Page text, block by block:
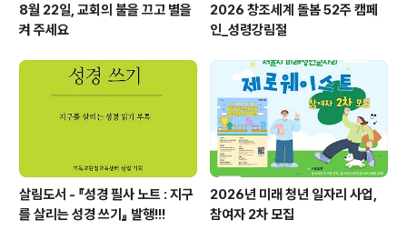
8월 22일, 교회의 불을 끄고 별을
켜 주세요
2026 창조세계 돌봄 52주 캠페
인_성령강림절
살림도서 - 『성경 필사 노트 : 지구
를 살리는 성경 쓰기』 발행!!!
2026년 미래 청년 일자리 사업,
참여자 2차 모집